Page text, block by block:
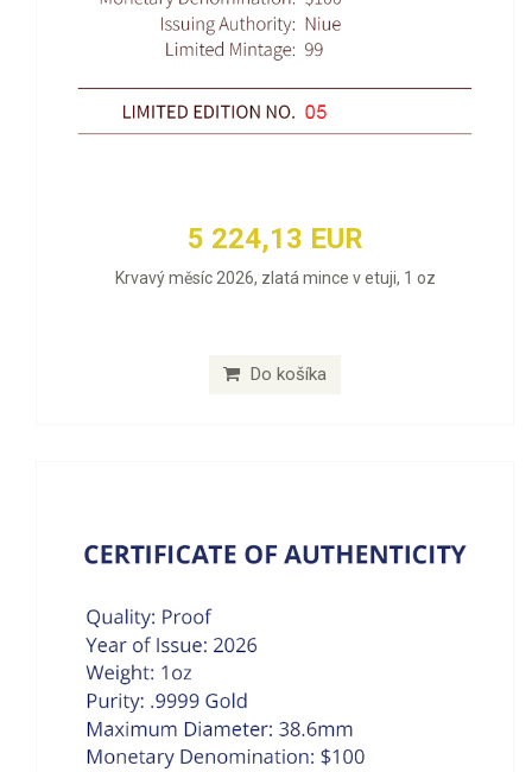
5 224,13 EUR
Krvavý měsíc 2026, zlatá mince v etuji, 1 oz
Do košíka